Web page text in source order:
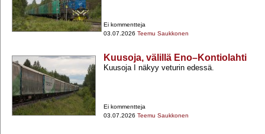
Ei kommentteja
03.07.2026 Teemu Saukkonen
Kuusoja, välillä Eno–Kontiolahti
Kuusoja I näkyy veturin edessä.
Ei kommentteja
03.07.2026 Teemu Saukkonen